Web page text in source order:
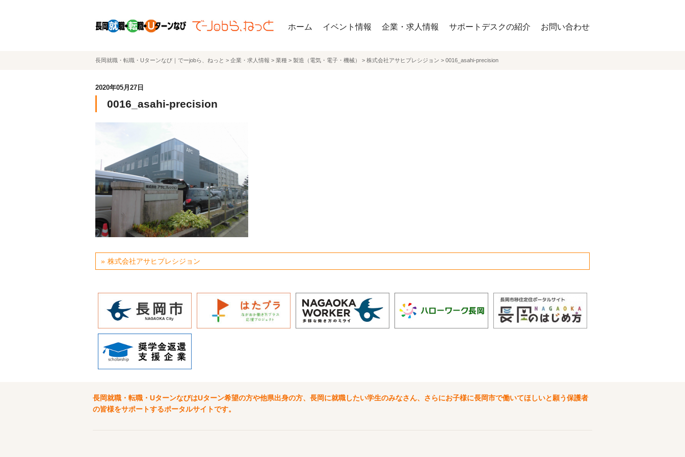
ホーム イベント情報 企業・求人情報 サポートデスクの紹介 お問い合わせ
長岡就職・転職・Uターンなび｜でーjobら、ねっと > 企業・求人情報 > 業種 > 製造（電気・電子・機械） > 株式会社アサヒプレシジョン > 0016_asahi-precision
2020年05月27日
0016_asahi-precision
株式会社アサヒプレシジョン
長岡就職・転職・UターンなびはUターン希望の方や他県出身の方、長岡に就職したい学生のみなさん、さらにお子様に長岡市で働いてほしいと願う保護者
の皆様をサポートするポータルサイトです。